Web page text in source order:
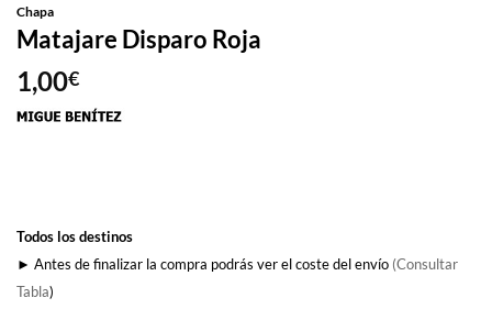
Chapa
Matajare Disparo Roja
1,00€
Todos los destinos
► Antes de finalizar la compra podrás ver el coste del envío (Consultar
Tabla)